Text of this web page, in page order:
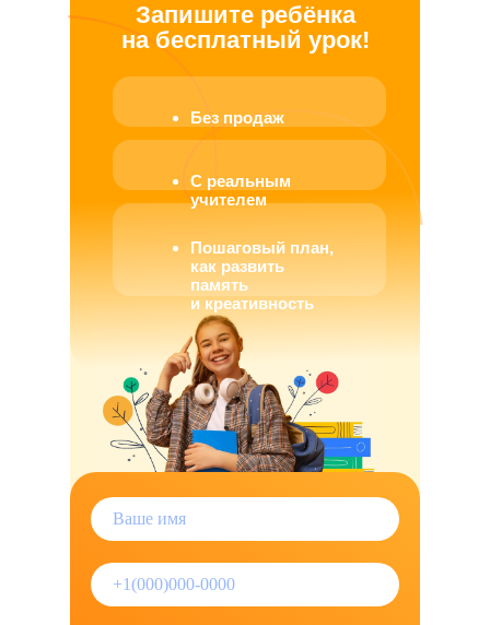
Запишите ребёнка
на бесплатный урок!
Пошаговый план,
как развить
память
и креативность
С реальным
учителем
Без продаж